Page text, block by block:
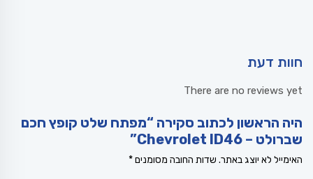
חוות דעת
There are no reviews yet
היה הראשון לכתוב סקירה “מפתח שלט קופץ חכם
שברולט – Chevrolet ID46”
האימייל לא יוצג באתר. שדות החובה מסומנים*